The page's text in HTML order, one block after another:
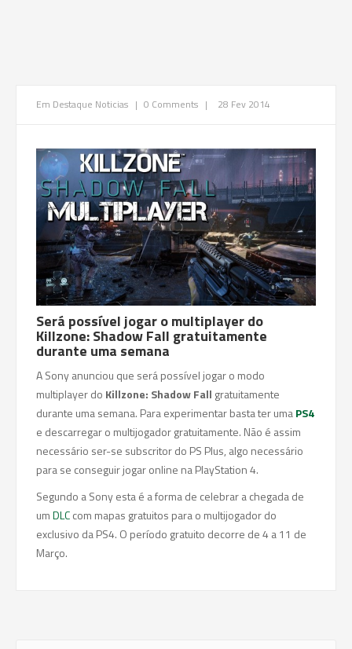
Em Destaque Noticias | 0 Comments | 28 Fev 2014
Será possível jogar o multiplayer do
Killzone: Shadow Fall gratuitamente
durante uma semana
A Sony anunciou que será possível jogar o modo
multiplayer do Killzone: Shadow Fall gratuitamente
durante uma semana. Para experimentar basta ter umaPS4
e descarregar o multijogador gratuitamente. Não é assim
necessário ser-se subscritor do PS Plus, algo necessário
para se conseguir jogar online na PlayStation 4.
Segundo a Sony esta é a forma de celebrar a chegada de
umDLCcom mapas gratuitos para o multijogador do
exclusivo da PS4. O período gratuito decorre de 4 a 11 de
Março.